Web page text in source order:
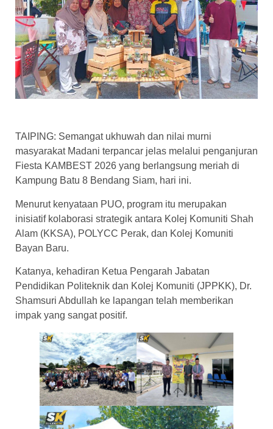
TAIPING: Semangat ukhuwah dan nilai murni
masyarakat Madani terpancar jelas melalui penganjuran
Fiesta KAMBEST 2026 yang berlangsung meriah di
Kampung Batu 8 Bendang Siam, hari ini.
Menurut kenyataan PUO, program itu merupakan
inisiatif kolaborasi strategik antara Kolej Komuniti Shah
Alam (KKSA), POLYCC Perak, dan Kolej Komuniti
Bayan Baru.
​Katanya, kehadiran Ketua Pengarah Jabatan
Pendidikan Politeknik dan Kolej Komuniti (JPPKK), Dr.
Shamsuri Abdullah ke lapangan telah memberikan
impak yang sangat positif.